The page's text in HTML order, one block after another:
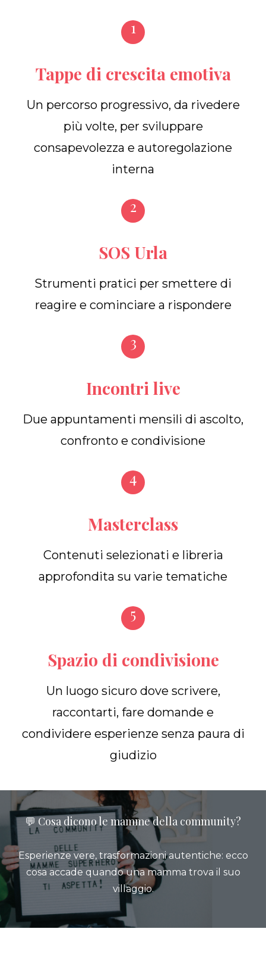
1
Tappe di crescita emotiva
Un percorso progressivo, da rivedere
più volte, per sviluppare
consapevolezza e autoregolazione
interna
2
SOS Urla
Strumenti pratici per smettere di
reagire e cominciare a rispondere
3
Incontri live
Due appuntamenti mensili di ascolto,
confronto e condivisione
4
Masterclass
Contenuti selezionati e libreria
approfondita su varie tematiche
5
Spazio di condivisione
Un luogo sicuro dove scrivere,
raccontarti, fare domande e
condividere esperienze senza paura di
giudizio
💬 Cosa dicono le mamme della community?
Esperienze vere, trasformazioni autentiche: ecco
cosa accade quando una mamma trova il suo
villaggio.